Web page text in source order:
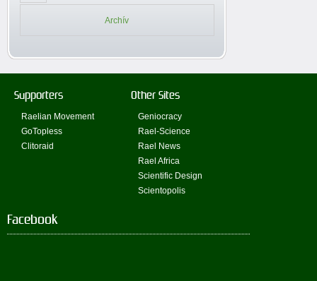
Archív
Supporters
Raelian Movement
GoTopless
Clitoraid
Other Sites
Geniocracy
Rael-Science
Rael News
Rael Africa
Scientific Design
Scientopolis
Facebook